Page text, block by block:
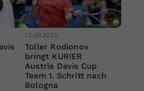
12.09.2025
Toller Rodionov
bringt KURIER
Austria Davis Cup
Team 1. Schritt nach
Bologna